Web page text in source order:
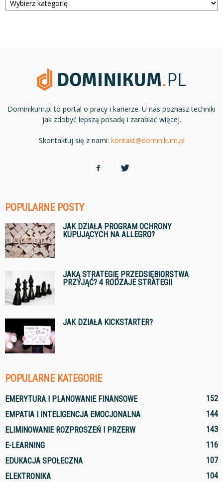
Dominikum.pl to portal o pracy i karierze. U nas poznasz techniki
jak zdobyć lepszą posadę i zarabiać więcej.
Skontaktuj się z nami: kontakt@dominikum.pl
POPULARNE POSTY
JAK DZIAŁA PROGRAM OCHRONY
KUPUJĄCYCH NA ALLEGRO?
JAKĄ STRATEGIĘ PRZEDSIĘBIORSTWA
PRZYJĄĆ? 4 RODZAJE STRATEGII
JAK DZIAŁA KICKSTARTER?
POPULARNE KATEGORIE
EMERYTURA I PLANOWANIE FINANSOWE
152
EMPATIA I INTELIGENCJA EMOCJONALNA
144
ELIMINOWANIE ROZPROSZEŃ I PRZERW
143
E-LEARNING
116
EDUKACJA SPOŁECZNA
107
ELEKTRONIKA
104